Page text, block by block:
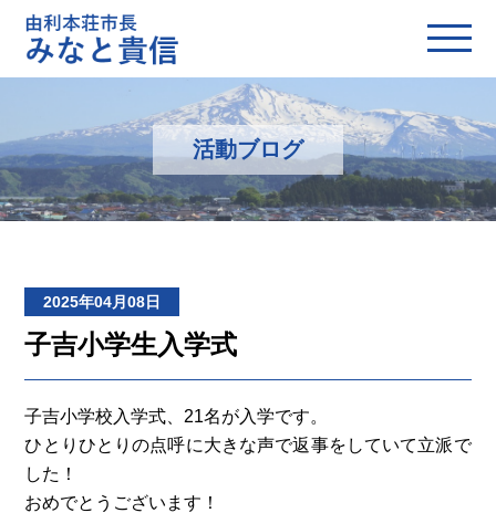
活動ブログ
2025年04月08日
子吉小学生入学式
子吉小学校入学式、21名が入学です。
ひとりひとりの点呼に大きな声で返事をしていて立派で
した！
おめでとうございます！